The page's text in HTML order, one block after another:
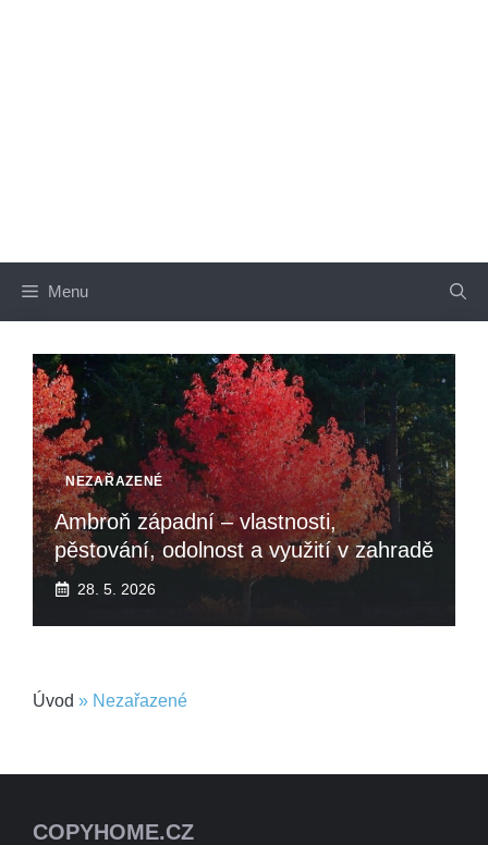
Menu
NEZAŘAZENÉ
Ambroň západní – vlastnosti,
pěstování, odolnost a využití v zahradě
28. 5. 2026
Úvod » Nezařazené
COPYHOME.CZ